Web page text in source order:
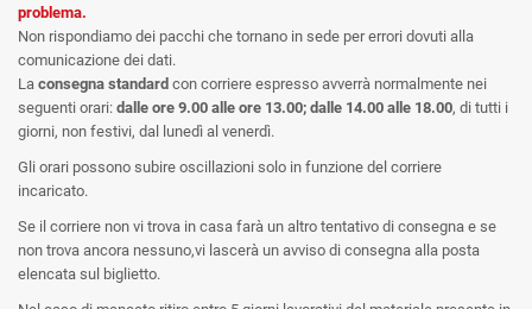
problema.
Non rispondiamo dei pacchi che tornano in sede per errori dovuti alla
comunicazione dei dati.
La consegna standard con corriere espresso avverrà normalmente nei
seguenti orari: dalle ore 9.00 alle ore 13.00; dalle 14.00 alle 18.00, di tutti i
giorni, non festivi, dal lunedì al venerdì.
Gli orari possono subire oscillazioni solo in funzione del corriere
incaricato.
Se il corriere non vi trova in casa farà un altro tentativo di consegna e se
non trova ancora nessuno,vi lascerà un avviso di consegna alla posta
elencata sul biglietto.